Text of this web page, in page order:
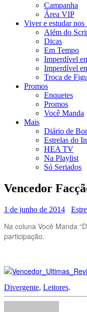
Campanha
Área VIP
Viver e estudar
Além do
Dicas
Em Tempo
Imperdível
Imperdível
Troca de
Promos
Enquetes
Promos
Você Manda
Mais
Diário de
Estrelas do
HEA TV
Na Playlist
Só Seriados
Vencedor
1 de junho de 2014
Na coluna Você Manda
participação.
Divergente, Leitores.